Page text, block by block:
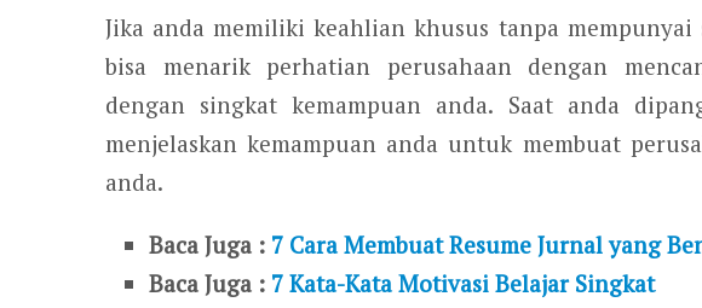
Jika anda memiliki keahlian khusus tanpa
bisa menarik perhatian perusahaan dengan
dengan singkat kemampuan anda. Saat anda
menjelaskan kemampuan anda untuk membuat
anda.
Baca Juga : 7 Cara Membuat Resume Jurnal yang
Baca Juga : 7 Kata-Kata Motivasi Belajar Singkat